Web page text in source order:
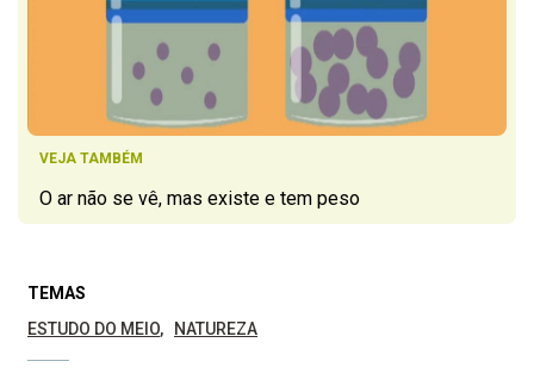
VEJA TAMBÉM
O ar não se vê, mas existe e tem peso
TEMAS
ESTUDO DO MEIO
NATUREZA